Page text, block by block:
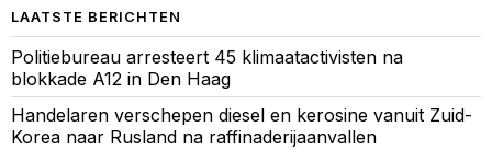
LAATSTE BERICHTEN
Politiebureau arresteert 45 klimaatactivisten na
blokkade A12 in Den Haag
Handelaren verschepen diesel en kerosine vanuit Zuid-
Korea naar Rusland na raffinaderijaanvallen